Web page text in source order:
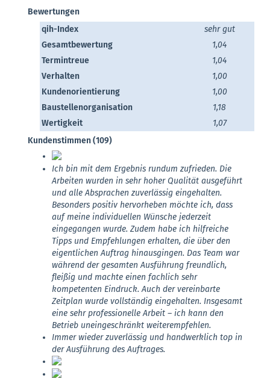
Bewertungen
qih-Index
sehr gut
Gesamtbewertung
1,04
Termintreue
1,04
Verhalten
1,00
Kundenorientierung
1,00
Baustellenorganisation
1,18
Wertigkeit
1,07
Kundenstimmen (109)
Ich bin mit dem Ergebnis rundum zufrieden. Die
Arbeiten wurden in sehr hoher Qualität ausgeführt
und alle Absprachen zuverlässig eingehalten.
Besonders positiv hervorheben möchte ich, dass
auf meine individuellen Wünsche jederzeit
eingegangen wurde. Zudem habe ich hilfreiche
Tipps und Empfehlungen erhalten, die über den
eigentlichen Auftrag hinausgingen. Das Team war
während der gesamten Ausführung freundlich,
fleißig und machte einen fachlich sehr
kompetenten Eindruck. Auch der vereinbarte
Zeitplan wurde vollständig eingehalten. Insgesamt
eine sehr professionelle Arbeit – ich kann den
Betrieb uneingeschränkt weiterempfehlen.
Immer wieder zuverlässig und handwerklich top in
der Ausführung des Auftrages.